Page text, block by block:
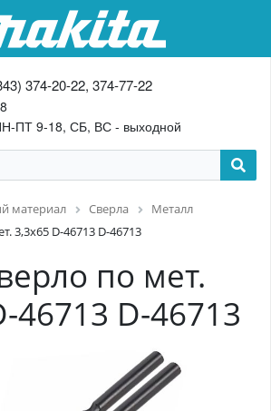
374-20-22, 374-77-22
ПТ 9-18, СБ, ВС - выходной
материал Сверла
Металл
3,3x65 D-46713 D-46713
по мет.
46713 D-46713